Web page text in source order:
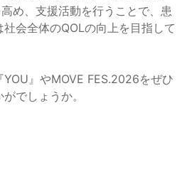
め、支援活動を行うことで、患
会全体のQOLの向上を目指して
』やMOVE FES.2026をぜひ
でしょうか。